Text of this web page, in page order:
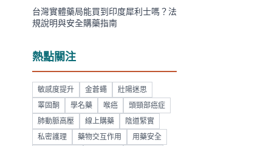
台灣實體藥局能買到印度犀利士嗎？法
規說明與安全購藥指南
熱點關注
敏感度提升 金蒼蠅 壯陽迷思
睪固酮 學名藥 喉癌 頭頸部癌症
肺動脈高壓 線上購藥 陰道緊實
私密護理 藥物交互作用 用藥安全